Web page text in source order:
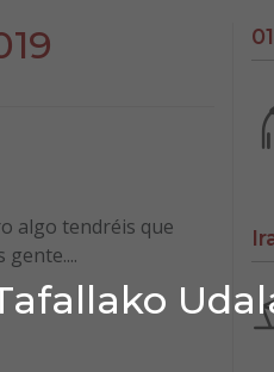
algo tendréis que